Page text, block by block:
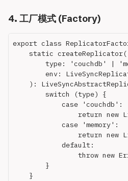
4. 工厂模式 (Factory)
export class
    static createReplicator(
type: 'couchdb' |
env:
):
        switch (type) {
            case 'couchdb':
return new
            case 'memory':
return new
            default:
throw new
        }
    }